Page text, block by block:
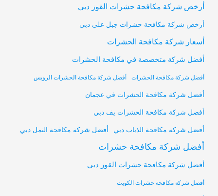
أرخص شركة مكافحة حشرات القوز دبي
أرخص شركة مكافحة حشرات جبل علي دبي
أسعار شركة مكافحة الحشرات
أفضل شركة متخصصة في مكافحة الحشرات
أفضل شركة مكافحة الحشرات أفضل شركة مكافحة الحشرات الرويس
أفضل شركة مكافحة الحشرات في عجمان
أفضل شركة مكافحة الحشرات يف دبي
أفضل شركة مكافحة الذباب دبي أفضل شركة مكافحة النمل دبي
أفضل شركة مكافحة حشرات
أفضل شركة مكافحة حشرات القوز دبي
أفضل شركة مكافحة حشرات الكويت